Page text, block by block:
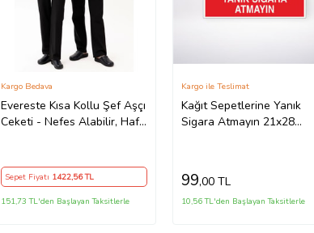
Evereste Kısa Kollu Şef Aşçı
Ceketi - Nefes Alabilir, Hafif
Kargo Bedava
Sepet Fiyatı 1422,56 TL
151,73 TL'den Başlayan Taksitlerle
Kağıt Sepetlerine Yanık
Sigara Atmayın 21x28
Kargo ile Teslimat
99,00 TL
10,56 TL'den Başlayan Taksitlerle